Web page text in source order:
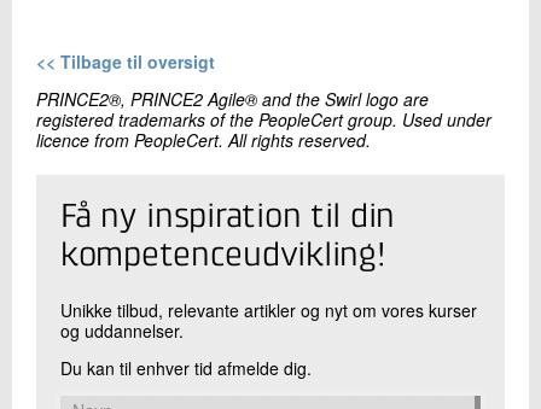
<< Tilbage til oversigt
PRINCE2®, PRINCE2 Agile® and the Swirl logo are
registered trademarks of the PeopleCert group. Used under
licence from PeopleCert. All rights reserved.
Få ny inspiration til din
kompetenceudvikling!
Unikke tilbud, relevante artikler og nyt om vores kurser
og uddannelser.
Du kan til enhver tid afmelde dig.